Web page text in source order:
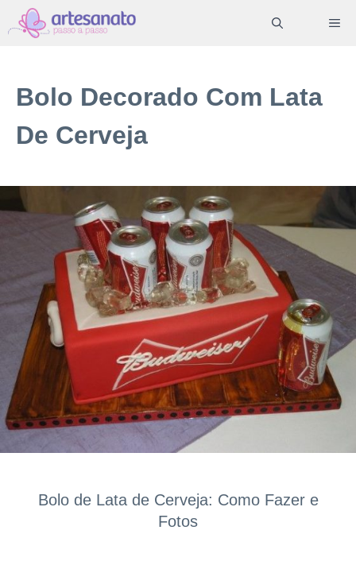
Pular
para
conteúdo
Bolo Decorado Com Lata
De Cerveja
Bolo de Lata de Cerveja: Como Fazer e
Fotos